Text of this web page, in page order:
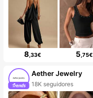
8,33€ 5,75€
Aether Jewelry
18K seguidores